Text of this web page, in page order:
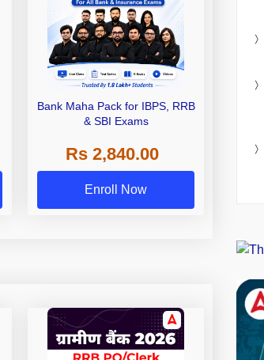
Bank Maha Pack for IBPS, RRB
& SBI Exams
Rs 2,840.00
Enroll Now